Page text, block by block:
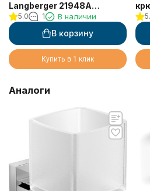
Langberger 21948A
туалетной бумаги
вертикальный
5.0 1 В наличии
В корзину
Купить в 1 клик
Аналоги